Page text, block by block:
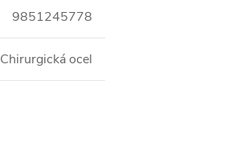
9851245778
Chirurgická ocel